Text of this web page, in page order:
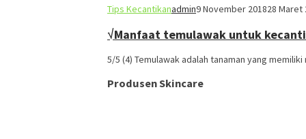
Tips Kecantikanadmin9 November 201828 Maret
√Manfaat temulawak untuk
5/5 (4) Temulawak adalah tanaman yang
Produsen Skincare